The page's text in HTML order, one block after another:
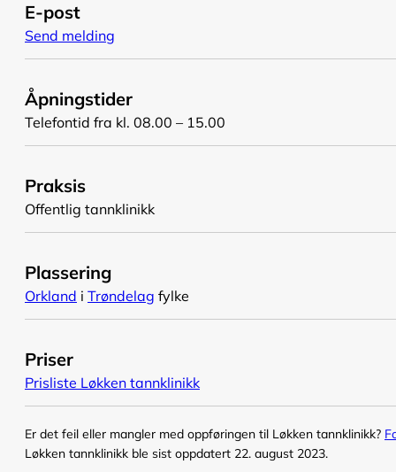
Åpningstider
Telefontid fra kl. 08.00 – 15.00
Praksis
Offentlig tannklinikk
E-post
Send melding
Plassering
Orkland i Trøndelag fylke
Priser
Prisliste Løkken tannklinikk
Er det feil eller mangler med oppføringen til Løkken tannklinikk?
Løkken tannklinikk ble sist oppdatert 22. august 2023.